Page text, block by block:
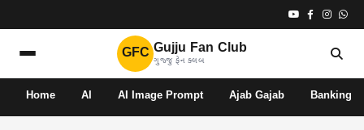
GFC Gujju Fan Club
ગુજ્જુ ફેન ક્લબ
Home AI AI Image Prompt Ajab Gajab Banking